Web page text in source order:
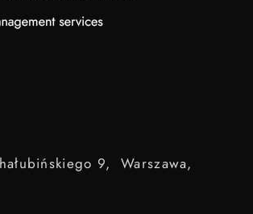
9, Warszawa,